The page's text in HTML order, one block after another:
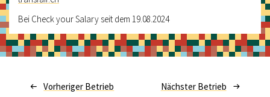
Bei Check your Salary seit dem 19.08.2024
Vorheriger Betrieb Nächster Betrieb